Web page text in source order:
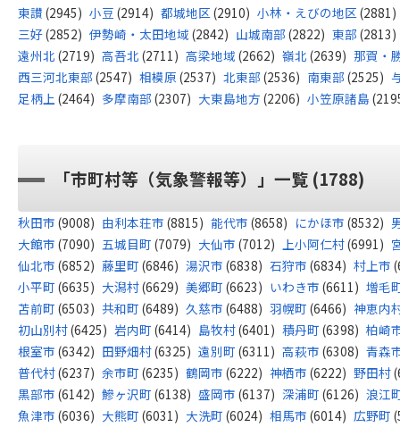
東讃 (2945) 小豆 (2914) 都城地区 (2910) 小林・えびの地区 (2881)
三好(2852) 伊勢崎・太田地域 (2842) 山城南部 (2822) 東部 (2813)
遠州北 (2719) 高吾北 (2711) 高梁地域 (2662) 嶺北 (2639) 那賀・
西三河北東部 (2547) 相模原 (2537) 北東部 (2536) 南東部 (2525)
足柄上 (2464) 多摩南部 (2307) 大東島地方 (2206) 小笠原諸島
「市町村等（気象警報等）」一覧 (1788)
秋田市 (9008) 由利本荘市 (8815) 能代市 (8658) にかほ市 (8532)
大館市 (7090) 五城目町 (7079) 大仙市 (7012) 上小阿仁村(6991)
仙北市 (6852) 藤里町 (6846) 湯沢市 (6838) 石狩市 (6834) 村上市
小平町 (6635) 大潟村(6629) 美郷町 (6623) いわき市 (6611) 増毛
苫前町 (6503) 共和町 (6489) 久慈市 (6488) 羽幌町 (6466) 神恵内
初山別村(6425) 岩内町 (6414) 島牧村(6401) 積丹町 (6398) 柏崎
根室市 (6342) 田野畑村(6325) 遠別町 (6311) 高萩市 (6308) 青森
普代村(6237) 余市町 (6235) 鶴岡市 (6222) 神栖市 (6222) 野田村
黒部市 (6142) 鰺ヶ沢町 (6138) 盛岡市 (6137) 深浦町 (6126) 浪江
魚津市 (6036) 大熊町 (6031) 大洗町 (6024) 相馬市 (6014) 広野町